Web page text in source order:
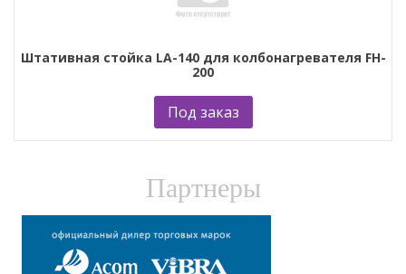
Штативная стойка LA-140 для колбонагревателя FH-
200
Под заказ
Партнеры